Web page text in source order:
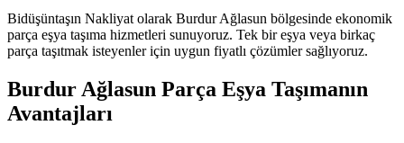
Bidüşüntaşın Nakliyat olarak Burdur Ağlasun bölgesinde ekonomik
parça eşya taşıma hizmetleri sunuyoruz. Tek bir eşya veya birkaç
parça taşıtmak isteyenler için uygun fiyatlı çözümler sağlıyoruz.
Burdur Ağlasun Parça Eşya Taşımanın
Avantajları